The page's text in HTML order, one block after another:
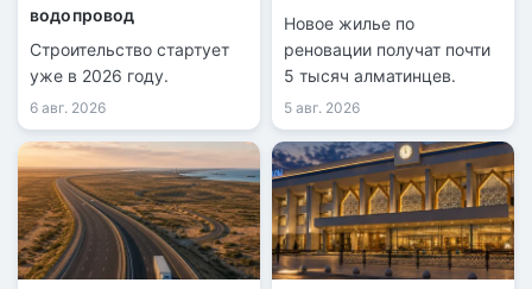
водопровод
Строительство стартует
уже в 2026 году.
6 авг. 2026
Новое жилье по
реновации получат почти
5 тысяч алматинцев.
5 авг. 2026